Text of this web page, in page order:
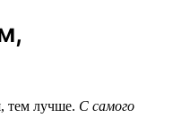
тем лучше. С самого